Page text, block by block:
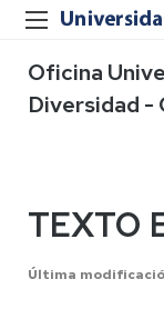
Oficina
Diversidad -
TEXTO
Última